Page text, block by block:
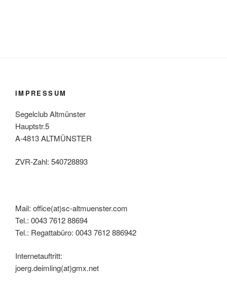
IMPRESSUM
Segelclub Altmünster
Hauptstr.5
A-4813 ALTMÜNSTER
ZVR-Zahl: 540728893
Mail: office(at)sc-altmuenster.com
Tel.: 0043 7612 88694
Tel.: Regattabüro: 0043 7612 886942
Internetauftritt:
joerg.deimling(at)gmx.net